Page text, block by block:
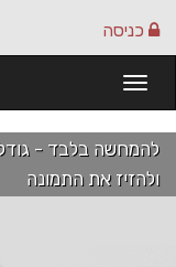
כניסה
ולהזיז את התמונה